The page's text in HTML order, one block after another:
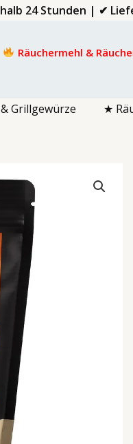
24 Stunden | ✔
Räuchermehl &
Grillgewürze ★